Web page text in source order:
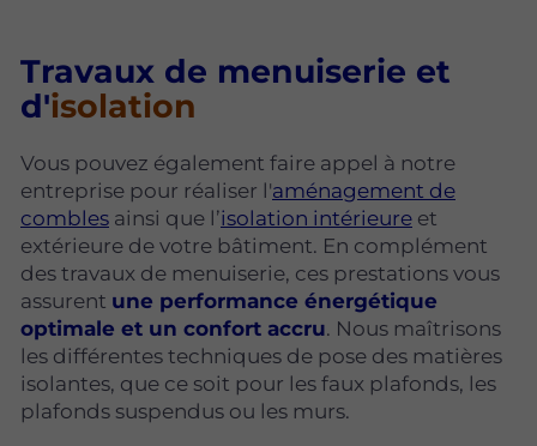
Travaux de menuiserie et
d'isolation
Vous pouvez également faire appel à notre
entreprise pour réaliser l'aménagement de
combles ainsi que l’isolation intérieure et
extérieure de votre bâtiment. En complément
des travaux de menuiserie, ces prestations vous
assurent une performance énergétique
optimale et un confort accru. Nous maîtrisons
les différentes techniques de pose des matières
isolantes, que ce soit pour les faux plafonds, les
plafonds suspendus ou les murs.